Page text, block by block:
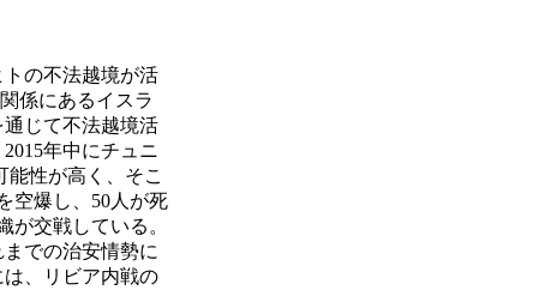
の不法越境が活
係にあるイスラ
じて不法越境活
年中にチュニ
性が高く、そこ
空爆し、50人が死
交戦している。
での治安情勢に
、リビア内戦の